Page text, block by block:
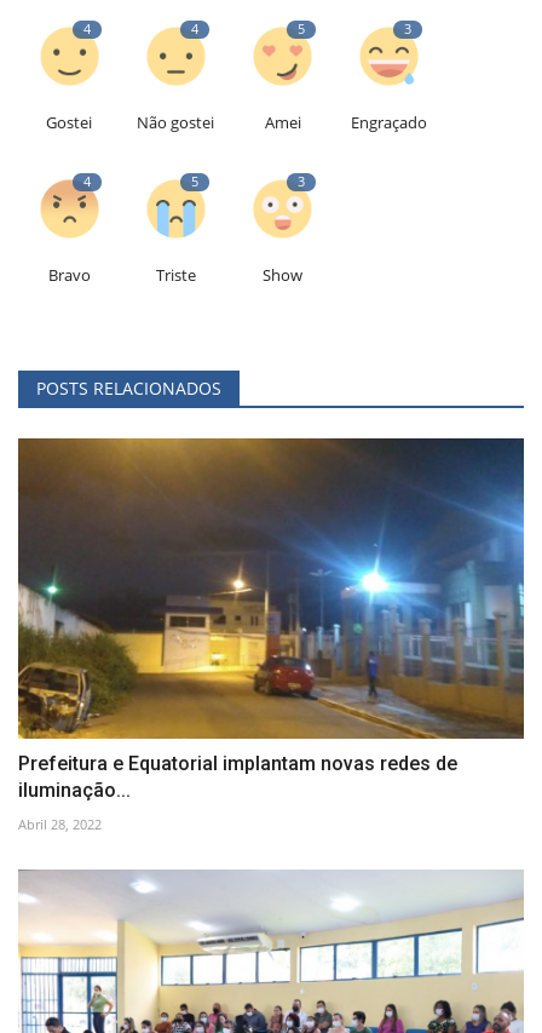
4
Gostei
4
Não gostei
5
Amei
3
Engraçado
4
Bravo
5
Triste
3
Show
POSTS RELACIONADOS
Prefeitura e Equatorial implantam novas redes de
iluminação...
Abril 28, 2022